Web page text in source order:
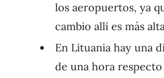
los aeropuertos, ya
cambio allí es más
En Lituania hay una
de una hora respecto